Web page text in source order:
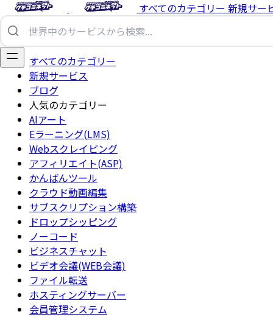
すべてのカテゴリー 新規サー
すべてのカテゴリー
新規サービス
ブログ
人気のカテゴリー
AIアート
Eラーニング(LMS)
Webスクレイピング
アフィリエイト(ASP)
かんばんツール
クラウド動画編集
サブスクリプション構築
ドロップシッピング
ノーコード
ビジネスチャット
ビデオ会議(WEB会議)
ファイル転送
ホスティングサーバー
会員管理システム